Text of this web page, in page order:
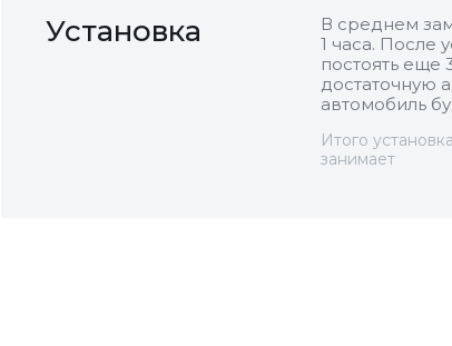
Установка
В среднем
1 часа. После
постоять еще
достаточную
автомобиль
Итого установка
занимает